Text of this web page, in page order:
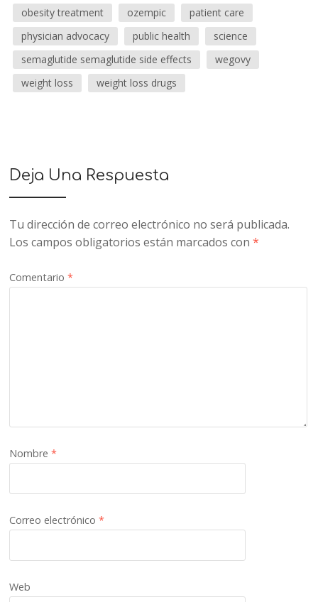
obesity treatment
ozempic
patient care
physician advocacy
public health
science
semaglutide semaglutide side effects
wegovy
weight loss
weight loss drugs
Deja Una Respuesta
Tu dirección de correo electrónico no será publicada.
Los campos obligatorios están marcados con*
Comentario*
Nombre*
Correo electrónico*
Web